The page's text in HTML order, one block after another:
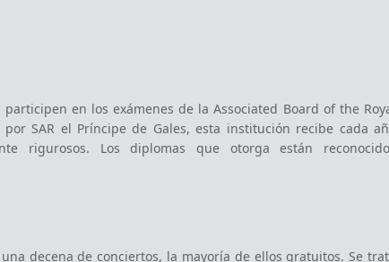
en los exámenes de la Associated Board of the Royal
decena de conciertos, la mayoría de ellos gratuitos. Se trata
permite a nuestros alumnos más avanzados mostrar su